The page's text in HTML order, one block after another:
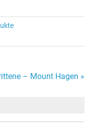
– Mount Hagen »